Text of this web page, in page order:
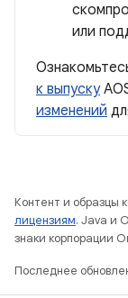
или
к выпуску
изменений
Контент и образцы
лицензиям. Java и
знаки корпорации
Последнее